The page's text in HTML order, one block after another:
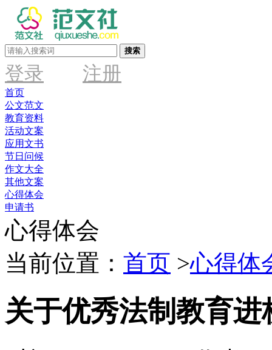
搜索
登录 注册
首页
公文范文
教育资料
活动文案
应用文书
节日问候
作文大全
其他文案
心得体会
申请书
心得体会
当前位置： 首页 >心得体
关于优秀法制教育